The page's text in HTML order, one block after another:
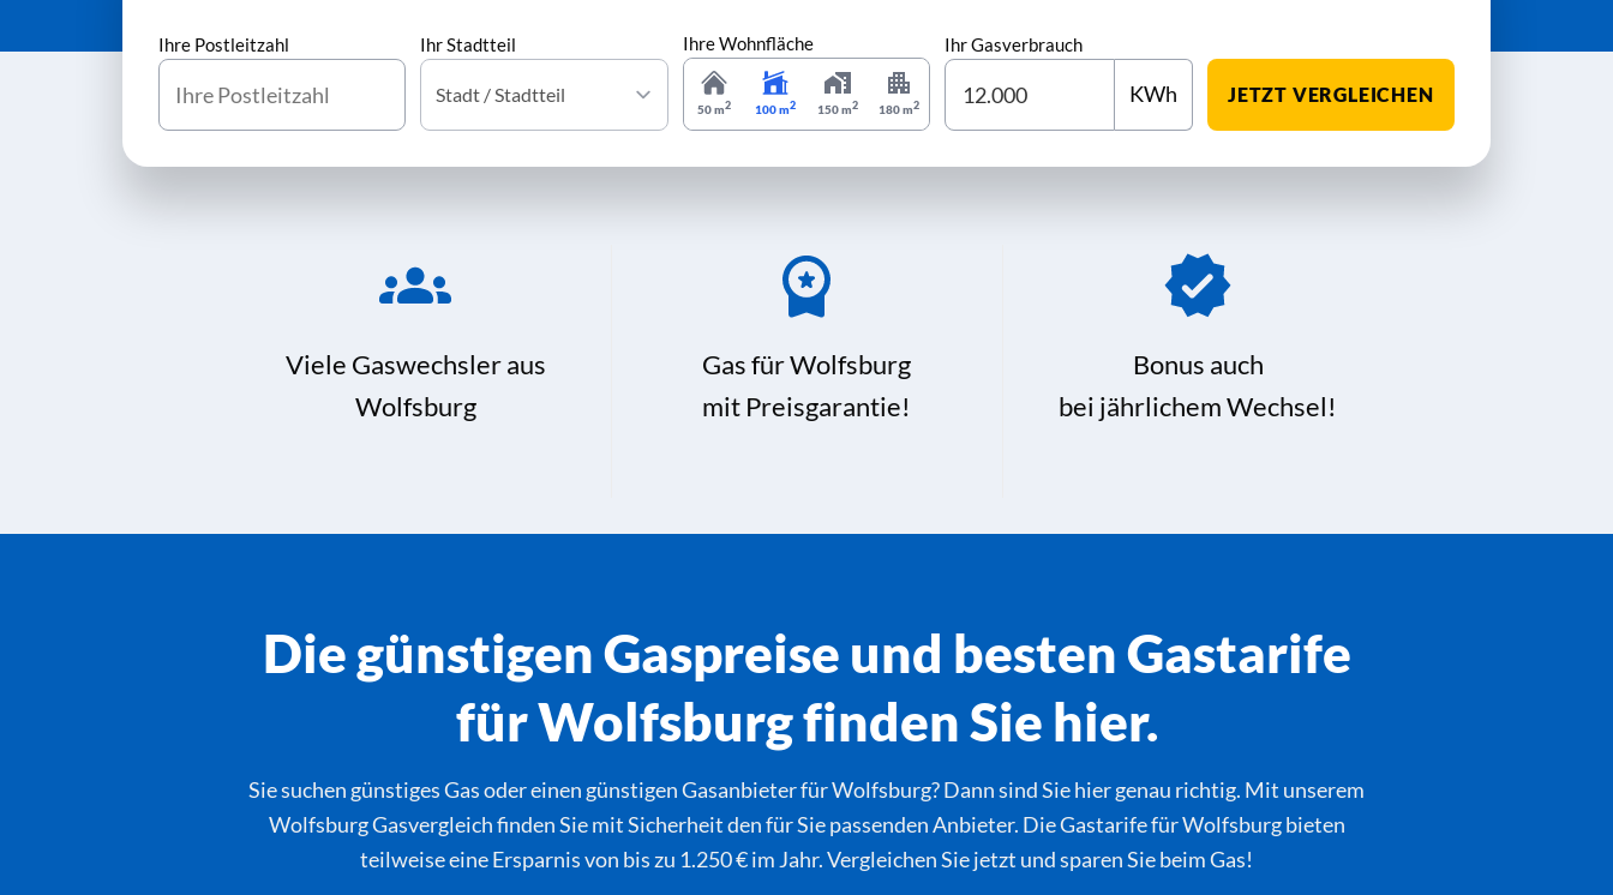
Ihre Postleitzahl Ihr Stadtteil Ihre Wohnfläche
50 m2 100 m2 150 m2 180 m2
Ihr Gasverbrauch
KWh JETZT VERGLEICHEN
Viele Gaswechsler aus
Wolfsburg
Gas für Wolfsburg
mit Preisgarantie!
Bonus auch
bei jährlichem Wechsel!
Die günstigen Gaspreise und besten Gastarife
für Wolfsburg finden Sie hier.
Sie suchen günstiges Gas oder einen günstigen Gasanbieter für Wolfsburg? Dann sind Sie hier genau richtig. Mit unserem
Wolfsburg Gasvergleich finden Sie mit Sicherheit den für Sie passenden Anbieter. Die Gastarife für Wolfsburg bieten
teilweise eine Ersparnis von bis zu 1.250 € im Jahr. Vergleichen Sie jetzt und sparen Sie beim Gas!